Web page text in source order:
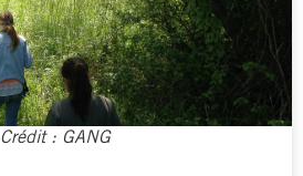
Crédit : GANG